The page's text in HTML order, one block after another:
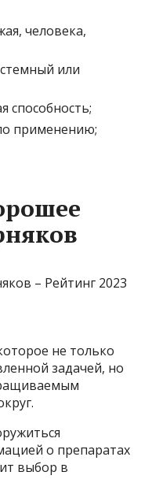
человека,
или
применению;
не только
задачей, но
о препаратах
выбор в